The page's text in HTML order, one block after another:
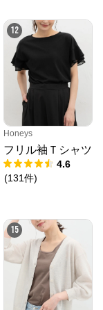
12
Honeys
フリル袖Ｔシャツ
4.6
(131件)
15